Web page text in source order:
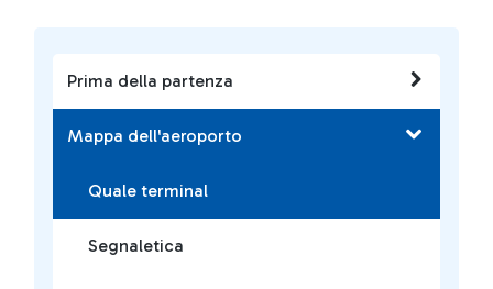
Prima della partenza
Mappa dell'aeroporto
Quale terminal
Segnaletica